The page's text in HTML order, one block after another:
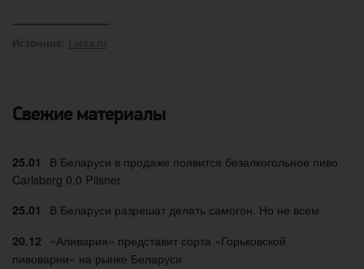
Источник Lenta.ru
Свежие материалы
25.01
В Беларуси в продаже появится безалкогольное пиво
Carlsberg 0.0 Pilsner
25.01 В Беларуси разрешат делать самогон. Но не всем
20.12
«Аливария» представит сорта «Горьковской
пивоварни» на рынке Беларуси